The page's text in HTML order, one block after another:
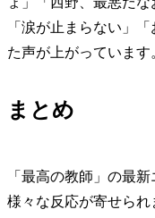
「涙が止まらない」
た声が上がっています
まとめ
「最高の教師」の最
様々な反応が寄せら